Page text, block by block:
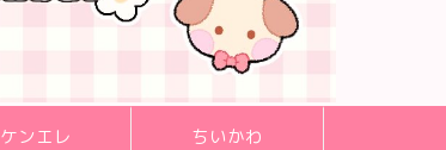
ケンエレ ちいかわ